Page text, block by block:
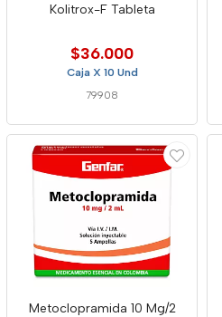
Kolitrox-F Tableta
$36.000
Caja X 10 Und
79908
Metoclopramida 10 Mg/2